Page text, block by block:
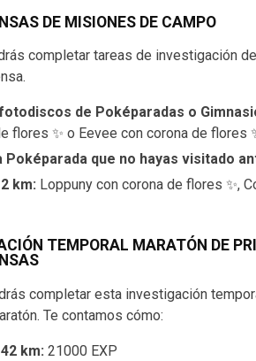
DE MISIONES DE CAMPO
completar tareas de investigación
de Poképaradas o
flores ✨ o Eevee con corona de flores
Poképarada que no hayas visitado
km: Loppuny con corona de flores ✨,
TEMPORAL MARATÓN DE
completar esta investigación
Te contamos cómo:
km: 21000 EXP